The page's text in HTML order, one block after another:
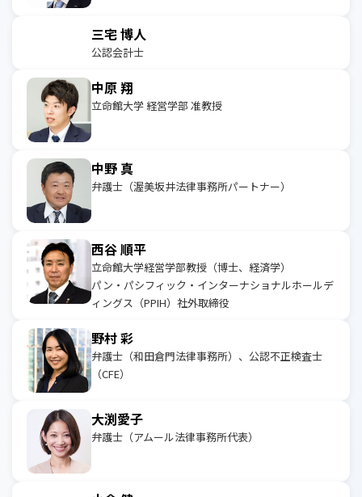
三宅 博人
公認会計士
中原 翔
立命館大学 経営学部 准教授
中野 真
弁護士（渥美坂井法律事務所パートナー）
西谷 順平
立命館大学経営学部教授（博士、経済学）
パン・パシフィック・インターナショナルホールデ
ィングス（PPIH）社外取締役
野村 彩
弁護士（和田倉門法律事務所）、公認不正検査士
（CFE）
大渕愛子
弁護士（アムール法律事務所代表）